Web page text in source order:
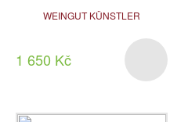
WEINGUT KÜNSTLER
1 650 Kč